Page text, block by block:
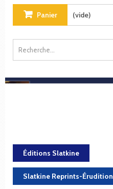
Panier (vide)
Éditions Slatkine
Slatkine Reprints-Érudition